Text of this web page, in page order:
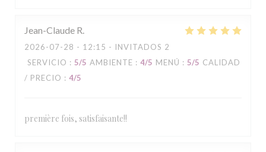
Jean-Claude R
2026-07-28 - 12:15 - INVITADOS 2
SERVICIO : 5/5 AMBIENTE : 4/5 MENÚ : 5/5 CALIDAD
/ PRECIO : 4/5
première fois, satisfaisante!!